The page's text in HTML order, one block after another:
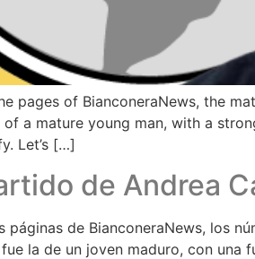
pages of BianconeraNews, the
of a mature young man, with a
Let’s […]
de Andrea
páginas de BianconeraNews, los
fue la de un joven maduro, con